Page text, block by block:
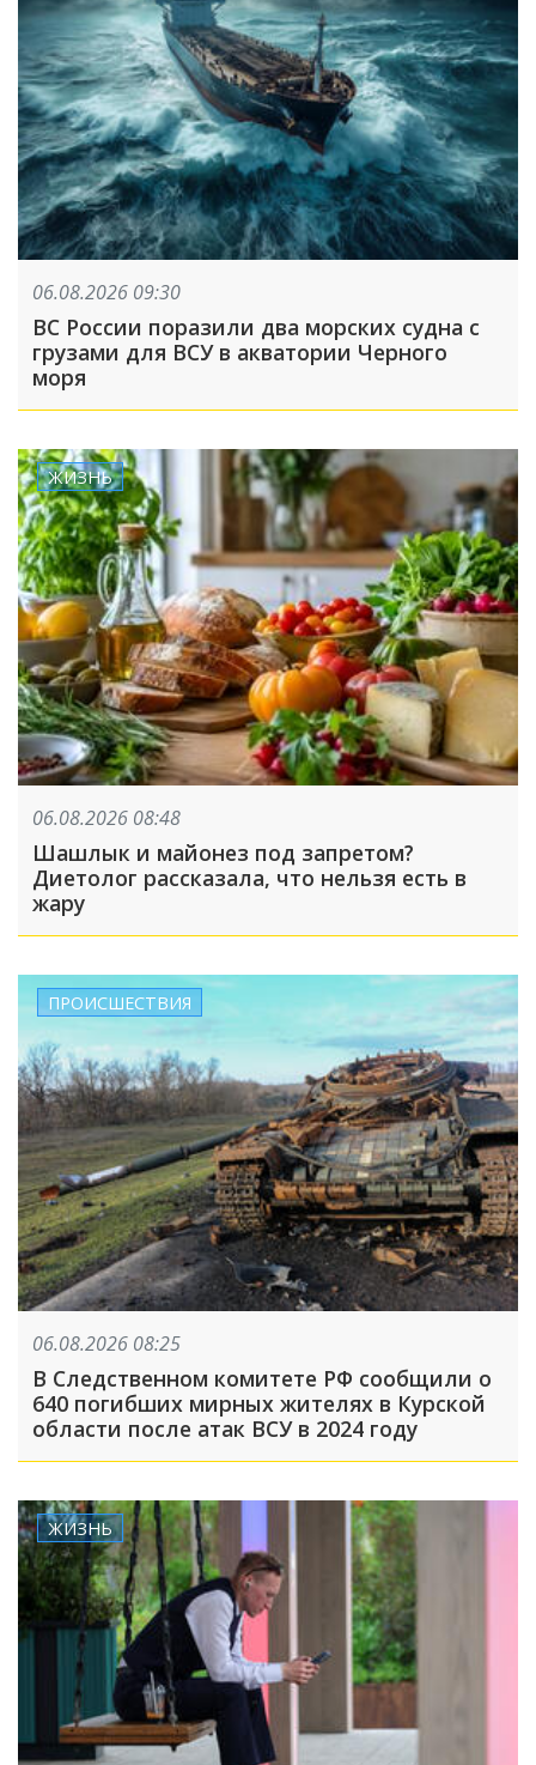
06.08.2026 09:30
ВС России поразили два морских судна с
грузами для ВСУ в акватории Черного
моря
ЖИЗНЬ
06.08.2026 08:48
Шашлык и майонез под запретом?
Диетолог рассказала, что нельзя есть в
жару
ПРОИСШЕСТВИЯ
06.08.2026 08:25
В Следственном комитете РФ сообщили о
640 погибших мирных жителях в Курской
области после атак ВСУ в 2024 году
ЖИЗНЬ